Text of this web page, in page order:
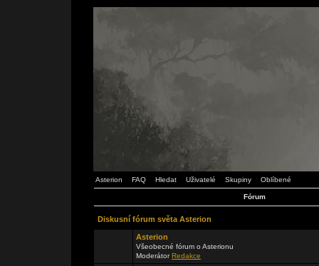
Asterion FAQ Hledat Uživatelé Skupiny Oblíbené
Fórum
Diskusní fórum světa Asterion
Asterion
Všeobecné fórum o Asterionu
ModerátorRedakce